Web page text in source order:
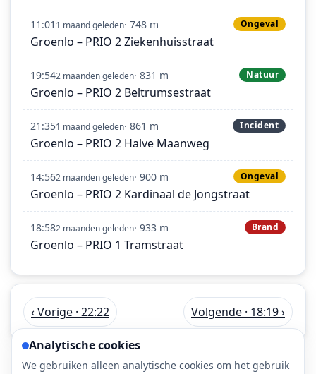
11:01 1 maand geleden· 748 m Ongeval
Groenlo – PRIO 2 Ziekenhuisstraat
19:542 maanden geleden· 831 m Natuur
Groenlo – PRIO 2 Beltrumsestraat
21:351 maand geleden· 861 m Incident
Groenlo – PRIO 2 Halve Maanweg
14:562 maanden geleden· 900 m Ongeval
Groenlo – PRIO 2 Kardinaal de Jongstraat
18:582 maanden geleden· 933 m Brand
Groenlo – PRIO 1 Tramstraat
‹ Vorige · 22:22 Volgende · 18:19 ›
Analytische cookies
We gebruiken alleen analytische cookies om het gebruik